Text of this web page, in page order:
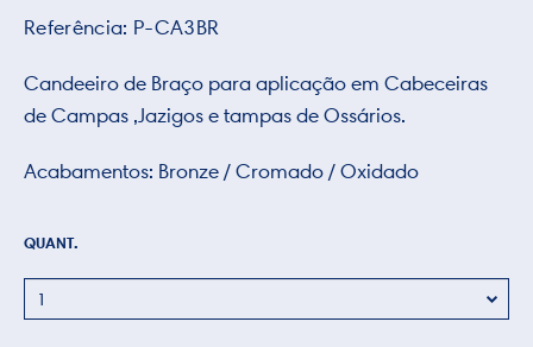
Referência: P-CA3BR
Candeeiro de Braço para aplicação em Cabeceiras
de Campas ,Jazigos e tampas de Ossários.
Acabamentos: Bronze / Cromado / Oxidado
QUANT.